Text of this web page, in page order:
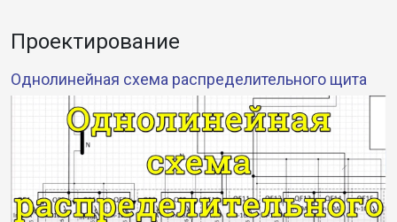
Проектирование
Однолинейная схема распределительного щита